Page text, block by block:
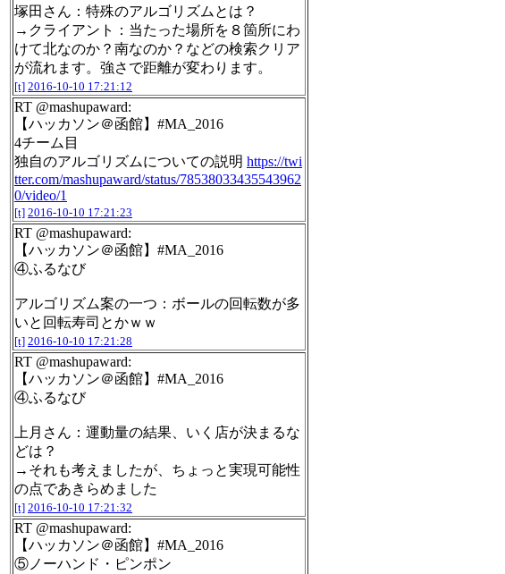
塚田さん：特殊のアルゴリズムとは？
→クライアント：当たった場所を８箇所にわ
けて北なのか？南なのか？などの検索クリア
が流れます。強さで距離が変わります。
[t] 2016-10-10 17:21:12
RT @mashupaward:
【ハッカソン＠函館】#MA_2016
4チーム目
独自のアルゴリズムについての説明 https://twi
tter.com/mashupaward/status/78538033435543962
0/video/1
[t] 2016-10-10 17:21:23
RT @mashupaward:
【ハッカソン＠函館】#MA_2016
④ふるなび
アルゴリズム案の一つ：ボールの回転数が多
いと回転寿司とかｗｗ
[t] 2016-10-10 17:21:28
RT @mashupaward:
【ハッカソン＠函館】#MA_2016
④ふるなび
上月さん：運動量の結果、いく店が決まるな
どは？
→それも考えましたが、ちょっと実現可能性
の点であきらめました
[t] 2016-10-10 17:21:32
RT @mashupaward:
【ハッカソン＠函館】#MA_2016
⑤ノーハンド・ピンポン